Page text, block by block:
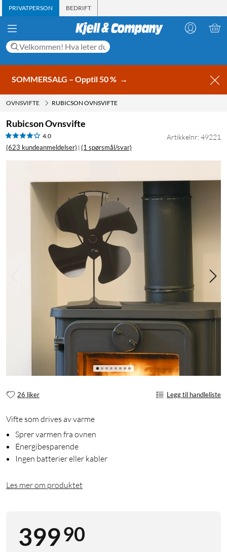
PRIVATPERSON BEDRIFT
SOMMERSALG – Opptil 50 % →
OVNSVIFTE RUBICSON OVNSVIFTE
Rubicson Ovnsvifte
4.0
(623 kundeanmeldelser) | (1 spørsmål/svar)
Artikkelnr: 49221
26 liker Legg til handleliste
Vifte som drives av varme
Sprer varmen fra ovnen
Energibesparende
Ingen batterier eller kabler
Les mer om produktet
39990